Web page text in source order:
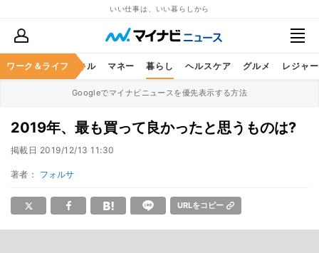
いい仕事は、いい暮らしから
ワーク＆ライフ
ア ビジネススキル マネー 暮らし ヘルスケア グルメ レジャー
Googleでマイナビニュースを優先表示する方法
2019年、最も買って良かったと思うものは?
掲載日 2019/12/13 11:30
著者： フォルサ
URLをコピー